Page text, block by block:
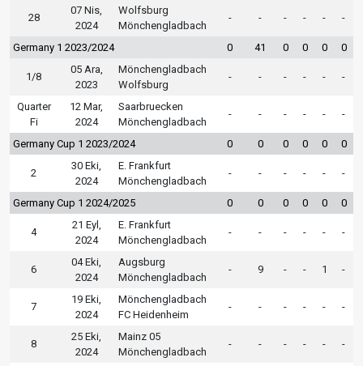
28
07 Nis,
2024
Wolfsburg
Mönchengladbach
- - - - - -
Germany 1 2023/2024 0 41 0 0 0 0
1/8
05 Ara,
2023
Mönchengladbach
Wolfsburg
- - - - - -
Quarter
Fi
12 Mar,
2024
Saarbruecken
Mönchengladbach
- - - - - -
Germany Cup 1 2023/2024 0 0 0 0 0 0
2
30 Eki,
2024
E. Frankfurt
Mönchengladbach
- - - - - -
Germany Cup 1 2024/2025 0 0 0 0 0 0
4
21 Eyl,
2024
E. Frankfurt
Mönchengladbach
- - - - - -
6
04 Eki,
2024
Augsburg
Mönchengladbach
- 9 - - 1 -
7
19 Eki,
2024
Mönchengladbach
FC Heidenheim
- - - - - -
8
25 Eki,
2024
Mainz 05
Mönchengladbach
- - - - - -